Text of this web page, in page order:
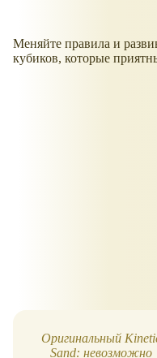
Меняйте правила и
кубиков, которые
Оригинальный
Sand: невозможно